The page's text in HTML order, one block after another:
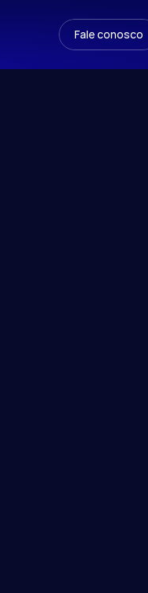
Fale conosco